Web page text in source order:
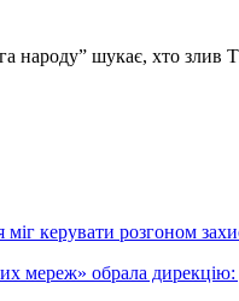
шукає, хто злив
керувати розгоном
мереж» обрала